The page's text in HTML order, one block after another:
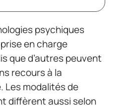
psychiques
en charge
que d’autres peuvent
recours à la
Les modalités de
diffèrent aussi selon